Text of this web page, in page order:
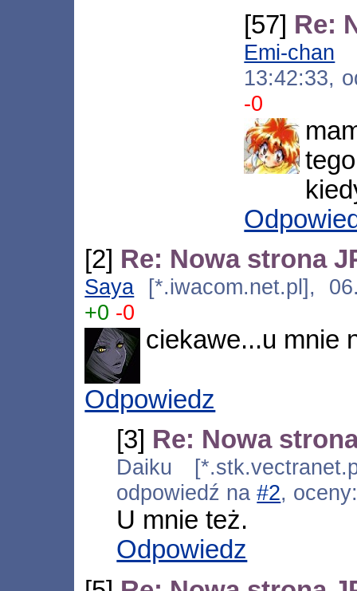
[57] Re:
Emi-chan
13:42:33,
-0
[2] Re: Nowa strona
Saya [*.iwacom.net.pl],
+0 -0
ciekawe...u mnie
Odpowiedz
[3] Re: Nowa
Daiku
odpowiedź na#2,
U mnie też.
Odpowiedz